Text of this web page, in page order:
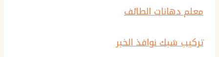
معلم دهانات الطائف
تركيب شبك نوافذ الخبر